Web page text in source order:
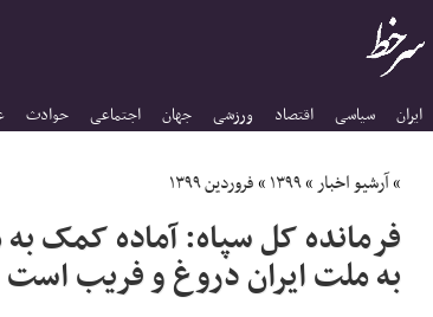
ایران سیاسی اقتصاد ورزشی جهان اجتماعی حوادث
»آرشیو اخبار»۱۳۹۹»فروردین ۱۳۹۹
فرمانده کل سپاه: آماده کمک
به ملت ایران دروغ و فریب است